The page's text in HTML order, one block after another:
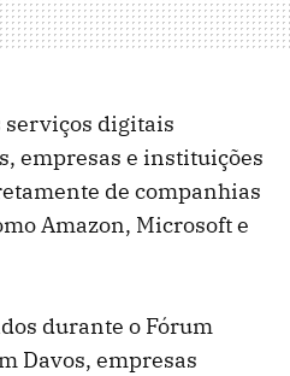
serviços digitais
empresas e instituições
de companhias
Amazon, Microsoft e
durante o Fórum
Davos, empresas